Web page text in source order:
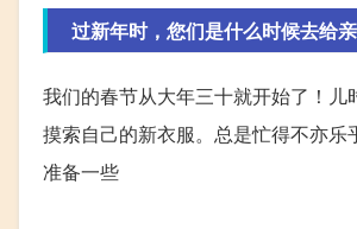
过新年时，您们是什么时候去给
我们的春节从大年三十就开始了！
摸索自己的新衣服。总是忙得不亦
准备一些